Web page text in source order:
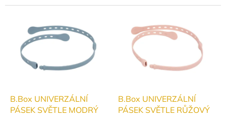
Tento nastavitelný pásek je
nezbytnosti a lze ho...
B.Box UNIVERZÁLNÍ
PÁSEK SVĚTLE MODRÝ
B.Box UNIVERZÁLNÍ
PÁSEK SVĚTLE RŮŽOVÝ